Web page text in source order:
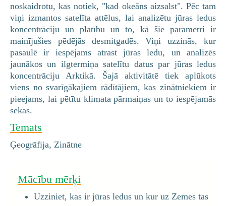
noskaidrotu, kas notiek, "kad okeāns aizsalst". Pēc tam
viņi izmantos satelīta attēlus, lai analizētu jūras ledus
koncentrāciju un platību un to, kā šie parametri ir
mainījušies pēdējās desmitgadēs. Viņi uzzinās, kur
pasaulē ir iespējams atrast jūras ledu, un analizēs
jaunākos un ilgtermiņa satelītu datus par jūras ledus
koncentrāciju Arktikā. Šajā aktivitātē tiek aplūkots
viens no svarīgākajiem rādītājiem, kas zinātniekiem ir
pieejams, lai pētītu klimata pārmaiņas un to iespējamās
sekas.
Temats
Ģeogrāfija, Zinātne
Mācību mērķi
Uzziniet, kas ir jūras ledus un kur uz Zemes tas